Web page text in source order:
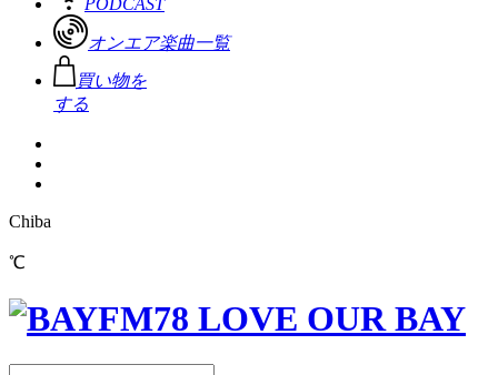
オンエア楽曲一覧
買い物を
する
Chiba
℃